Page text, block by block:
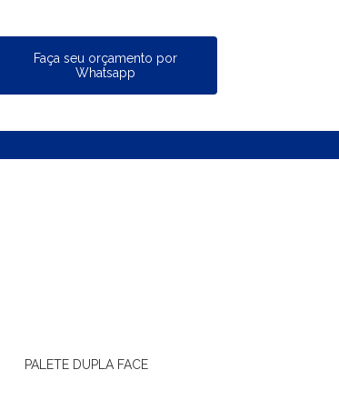
Faça seu orçamento por
Whatsapp
PALETE DUPLA FACE